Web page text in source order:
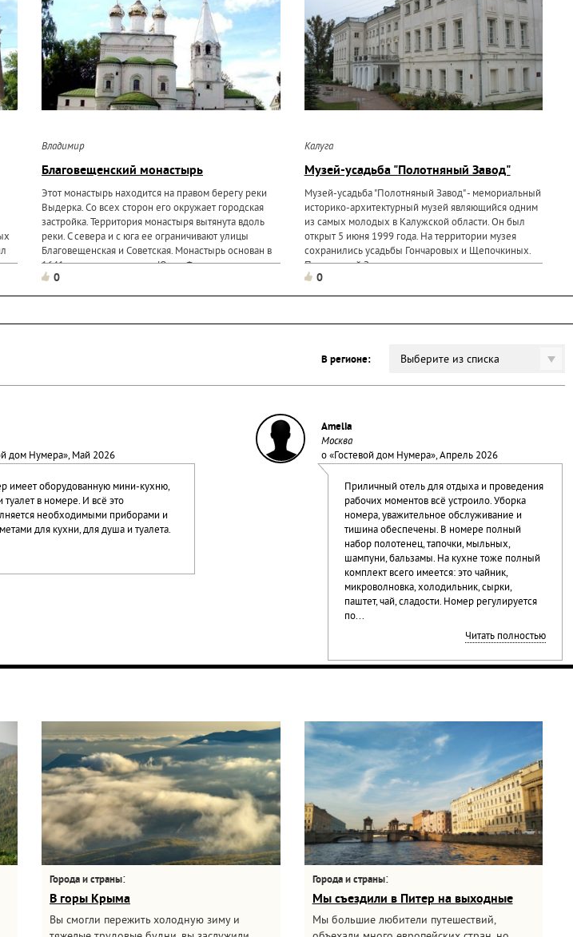
Владимир
Благовещенский монастырь
Этот монастырь находится на правом берегу реки
Выдерка. Со всех сторон его окружает городская
застройка. Территория монастыря вытянута вдоль
реки. С севера и с юга ее ограничивают улицы
Благовещенская и Советская. Монастырь основан в
1641 году пои указу царя Юрия Федоровича при
«жилом урочище
0
Калуга
Музей-усадьба "Полотняный Завод"
Музей-усадьба "Полотняный Завод" - мемориальный
историко-архитектурный музей являющийся одним
из самых молодых в Калужской области. Он был
открыт 5 июня 1999 года. На территории музея
сохранились усадьбы Гончаровых и Щепочкиных.
Полотняный Завод - это парусно-полотняная и
бумажная мануфактуры...
0
В регионе: Выберите из списка
дом Нумера», Май 2026
имеет оборудованную мини-кухню,
туалет в номере. И всё это
необходимыми приборами и
для кухни, для душа и туалета.
Amelia
Москва
о «Гостевой дом Нумера», Апрель 2026
Приличный отель для отдыха и проведения
рабочих моментов всё устроило. Уборка
номера, уважительное обслуживание и
тишина обеспечены. В номере полный
набор полотенец, тапочки, мыльных,
шампуни, бальзамы. На кухне тоже полный
комплект всего имеется: это чайник,
микроволновка, холодильник, сырки,
паштет, чай, сладости. Номер регулируется
по...
Читать полностью
Города и страны:
В горы Крыма
Вы смогли пережить холодную зиму и
Города и страны:
Мы съездили в Питер на выходные
Мы большие любители путешествий,